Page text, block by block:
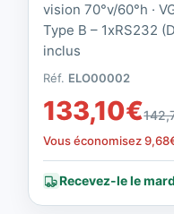
vision 70°v/60°h ·
Type B – 1xRS232
inclus
Réf. ELO00002
133,10€
Vous économisez9,68
Recevez-le le